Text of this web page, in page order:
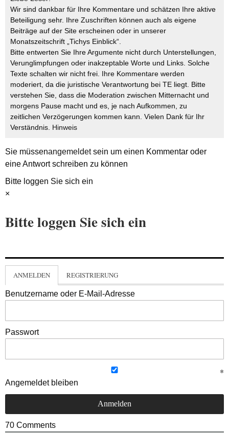
Wir sind dankbar für Ihre Kommentare und schätzen Ihre aktive
Beteiligung sehr. Ihre Zuschriften können auch als eigene
Beiträge auf der Site erscheinen oder in unserer
Monatszeitschrift „Tichys Einblick“.
Bitte entwerten Sie Ihre Argumente nicht durch Unterstellungen,
Verunglimpfungen oder inakzeptable Worte und Links. Solche
Texte schalten wir nicht frei. Ihre Kommentare werden
moderiert, da die juristische Verantwortung bei TE liegt. Bitte
verstehen Sie, dass die Moderation zwischen Mitternacht und
morgens Pause macht und es, je nach Aufkommen, zu
zeitlichen Verzögerungen kommen kann. Vielen Dank für Ihr
Verständnis. Hinweis
Sie müssenangemeldetsein um einen Kommentar oder
eine Antwort schreiben zu können
Bitte loggen Sie sich ein
×
Bitte loggen Sie sich ein
ANMELDEN REGISTRIERUNG
Benutzername oder E-Mail-Adresse
Passwort
Angemeldet bleiben
70 Comments